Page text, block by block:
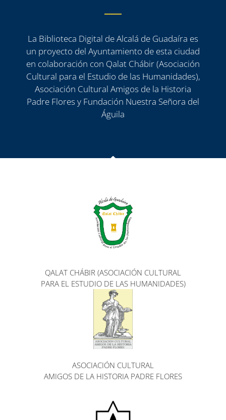
La Biblioteca Digital de Alcalá de Guadaíra es
un proyecto del Ayuntamiento de esta ciudad
en colaboración con Qalat Chábir (Asociación
Cultural para el Estudio de las Humanidades),
Asociación Cultural Amigos de la Historia
Padre Flores y Fundación Nuestra Señora del
Águila
QALAT CHÁBIR (ASOCIACIÓN CULTURAL
PARA EL ESTUDIO DE LAS HUMANIDADES)
ASOCIACIÓN CULTURAL
AMIGOS DE LA HISTORIA PADRE FLORES